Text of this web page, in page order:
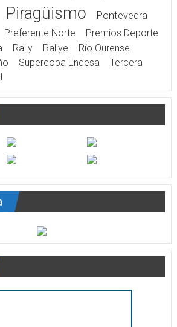
Piragüismo
Pontevedra
Preferente Norte
Premios Deporte
Rally Rallye
Río Ourense
Supercopa Endesa
Tercera